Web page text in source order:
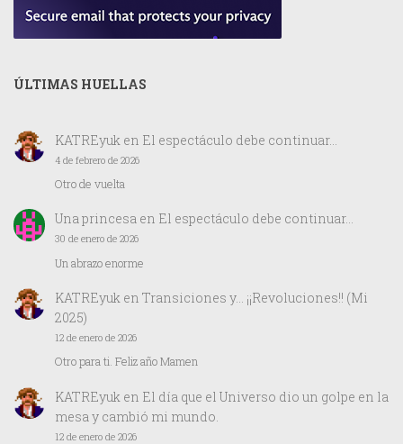
ÚLTIMAS HUELLAS
KATREyuk en El espectáculo debe continuar…
4 de febrero de 2026
Otro de vuelta
Una princesaen El espectáculo debe continuar…
30 de enero de 2026
Un abrazo enorme
KATREyuken Transiciones y… ¡¡Revoluciones!! (Mi
2025)
12 de enero de 2026
Otro para ti. Feliz año Mamen
KATREyuk en El día que el Universo dio un golpe en la
mesa y cambió mi mundo.
12 de enero de 2026